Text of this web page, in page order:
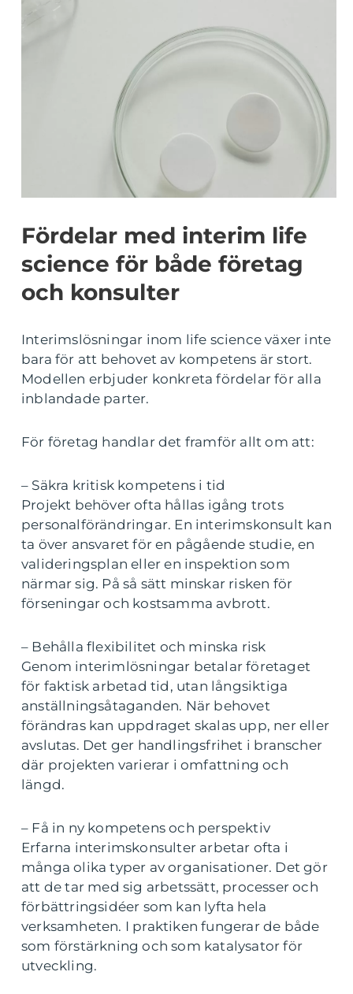
Fördelar med interim life
science för både företag
och konsulter
Interimslösningar inom life science växer inte
bara för att behovet av kompetens är stort.
Modellen erbjuder konkreta fördelar för alla
inblandade parter.
För företag handlar det framför allt om att:
– Säkra kritisk kompetens i tid
Projekt behöver ofta hållas igång trots
personalförändringar. En interimskonsult kan
ta över ansvaret för en pågående studie, en
valideringsplan eller en inspektion som
närmar sig. På så sätt minskar risken för
förseningar och kostsamma avbrott.
– Behålla flexibilitet och minska risk
Genom interimlösningar betalar företaget
för faktisk arbetad tid, utan långsiktiga
anställningsåtaganden. När behovet
förändras kan uppdraget skalas upp, ner eller
avslutas. Det ger handlingsfrihet i branscher
där projekten varierar i omfattning och
längd.
– Få in ny kompetens och perspektiv
Erfarna interimskonsulter arbetar ofta i
många olika typer av organisationer. Det gör
att de tar med sig arbetssätt, processer och
förbättringsidéer som kan lyfta hela
verksamheten. I praktiken fungerar de både
som förstärkning och som katalysator för
utveckling.